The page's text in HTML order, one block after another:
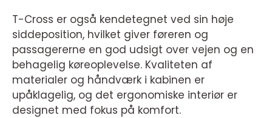
T-Cross er også kendetegnet ved sin høje
siddeposition, hvilket giver føreren og
passagererne en god udsigt over vejen og en
behagelig køreoplevelse. Kvaliteten af
materialer og håndværk i kabinen er
upåklagelig, og det ergonomiske interiør er
designet med fokus på komfort.